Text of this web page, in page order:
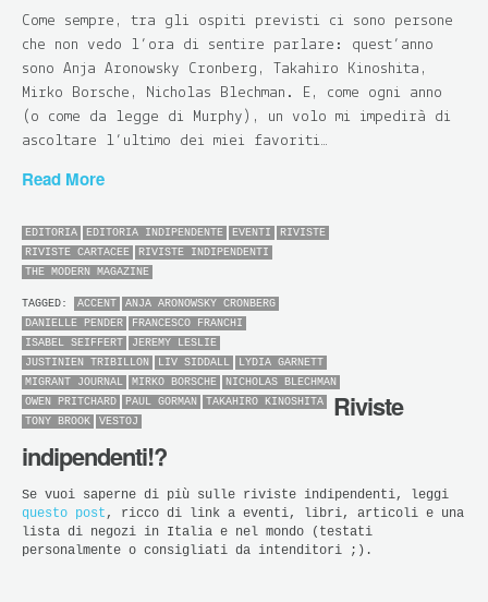
Come sempre, tra gli ospiti previsti ci sono persone
che non vedo l’ora di sentire parlare: quest’anno
sono Anja Aronowsky Cronberg, Takahiro Kinoshita,
Mirko Borsche, Nicholas Blechman. E, come ogni anno
(o come da legge di Murphy), un volo mi impedirà di
ascoltare l’ultimo dei miei favoriti…
Read More
EDITORIA EDITORIA INDIPENDENTE EVENTI
RIVISTE
RIVISTE CARTACEE
RIVISTE INDIPENDENTI
THE MODERN MAGAZINE
TAGGED: ACCENT
ANJA ARONOWSKY CRONBERG
DANIELLE PENDER
FRANCESCO FRANCHI
ISABEL SEIFFERT
JEREMY LESLIE
JUSTINIEN TRIBILLON
LIV SIDDALL
LYDIA GARNETT
MIGRANT JOURNAL
MIRKO BORSCHE
NICHOLAS BLECHMAN
OWEN PRITCHARD
PAUL GORMAN
TAKAHIRO KINOSHITA
TONY BROOK
VESTOJ
Riviste
indipendenti!?
Se vuoi saperne di più sulle riviste indipendenti, leggi
questo post , ricco di link a eventi, libri, articoli e una
lista di negozi in Italia e nel mondo (testati
personalmente o consigliati da intenditori ;).